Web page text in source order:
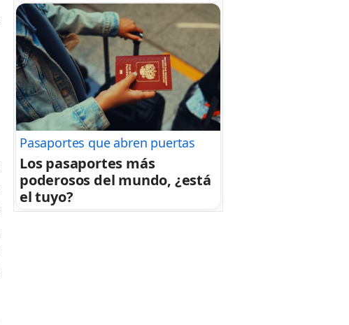
Pasaportes que abren puertas
Los pasaportes más
poderosos del mundo, ¿está
el tuyo?